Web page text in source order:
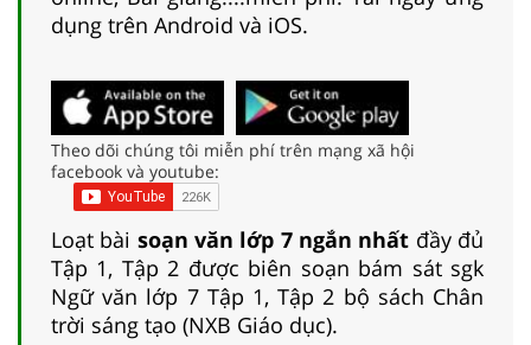
dụng trên Android và iOS.
Theo dõi chúng tôi miễn phí trên mạng xã hội
facebook và youtube:
Loạt bài soạn văn lớp 7 ngắn nhất đầy đủ
Tập 1, Tập 2 được biên soạn bám sát sgk
Ngữ văn lớp 7 Tập 1, Tập 2 bộ sách Chân
trời sáng tạo (NXB Giáo dục).